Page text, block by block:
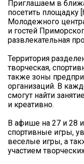
Приглашаем в
посетить площадку
Молодежного
и гостей
развлекательная
Территория
творческая,
также зоны
организаций. В
смогут найти
и креативно.
В афише на 27 и 28
спортивные игры,
веселые игры, а
участием